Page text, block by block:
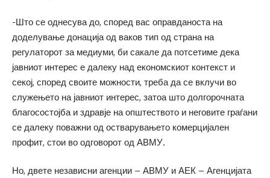
-Што се однесува до, според вас оправданоста на
доделување донација од ваков тип од страна на
регулаторот за медиуми, би сакале да потсетиме дека
јавниот интерес е далеку над економскиот контекст и
секој, според своите можности, треба да се вклучи во
служењето на јавниот интерес, затоа што долгорочната
благосостојба и здравје на општеството и неговите граѓани
се далеку поважни од остварувањето комерцијален
профит, стои во одговорот од АВМУ.
Но, двете независни агенции – АВМУ и АЕК – Агенцијата